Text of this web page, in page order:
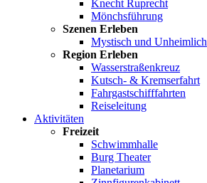
Knecht Ruprecht
Mönchsführung
Szenen Erleben
Mystisch und Unheimlich
Region Erleben
Wasserstraßenkreuz
Kutsch- & Kremserfahrt
Fahrgastschifffahrten
Reiseleitung
Aktivitäten
Freizeit
Schwimmhalle
Burg Theater
Planetarium